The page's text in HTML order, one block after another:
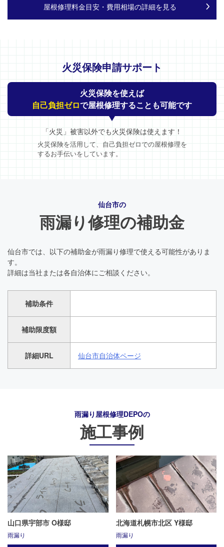
屋根修理料金目安・費用相場の詳細を見る
火災保険申請サポート
火災保険を使えば
自己負担ゼロで屋根修理することも可能です
「火災」被害以外でも火災保険は使えます！
火災保険を活用して、自己負担ゼロでの屋根修理を
するお手伝いをしています。
仙台市の
雨漏り修理の補助金
仙台市では、以下の補助金が雨漏り修理で使える可能性がありま
す。
詳細は当社または各自治体にご相談ください。
補助条件
補助限度額
詳細URL 仙台市自治体ページ
雨漏り屋根修理DEPOの
施工事例
山口県宇部市 O様邸
雨漏り
北海道札幌市北区 Y様邸
雨漏り